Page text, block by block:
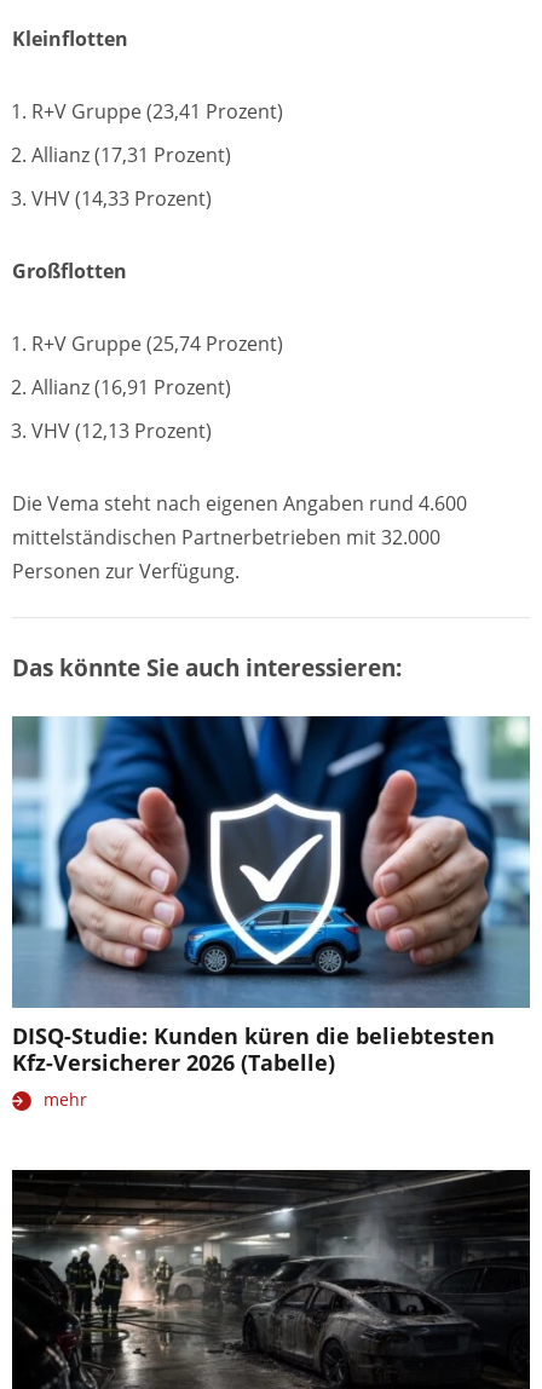
Kleinflotten
R+V Gruppe (23,41 Prozent)
Allianz (17,31 Prozent)
VHV (14,33 Prozent)
Großflotten
R+V Gruppe (25,74 Prozent)
Allianz (16,91 Prozent)
VHV (12,13 Prozent)
Die Vema steht nach eigenen Angaben rund 4.600
mittelständischen Partnerbetrieben mit 32.000
Personen zur Verfügung.
Das könnte Sie auch interessieren:
DISQ-Studie: Kunden küren die beliebtesten
Kfz-Versicherer 2026 (Tabelle)
mehr